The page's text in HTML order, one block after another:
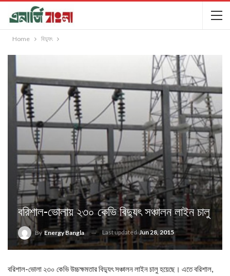
Home বিদ্যুৎ
বরিশাল-ভোলায় ২৩০ কেভি বিদ্যুৎ সঞ্চালন লাইন চালু
By Energy Bangla Last updatedJun 28, 2015
বরিশাল-ভোলা ২৩০ কেভি উচ্চক্ষমতার বিদ্যুৎ সঞ্চালন লাইন চালু হয়েছে। এতে বরিশাল,